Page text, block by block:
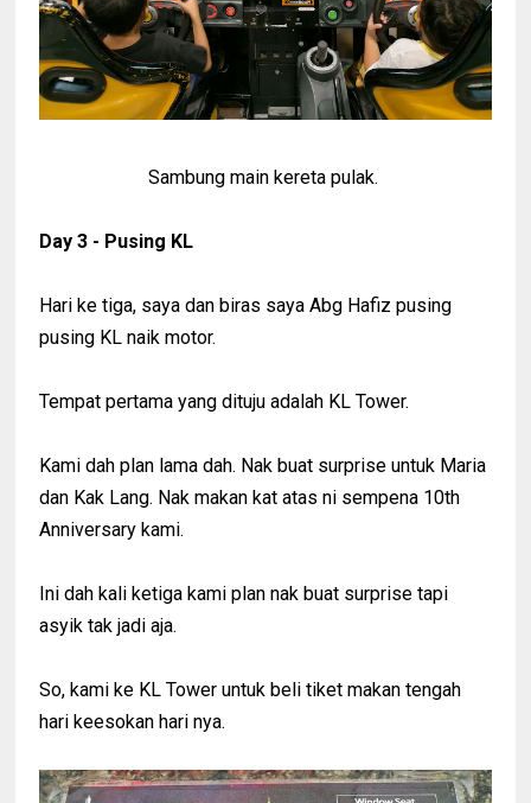
Sambung main kereta pulak.
Day 3 - Pusing KL
Hari ke tiga, saya dan biras saya Abg Hafiz pusing
pusing KL naik motor.
Tempat pertama yang dituju adalah KL Tower.
Kami dah plan lama dah. Nak buat surprise untuk Maria
dan Kak Lang. Nak makan kat atas ni sempena 10th
Anniversary kami.
Ini dah kali ketiga kami plan nak buat surprise tapi
asyik tak jadi aja.
So, kami ke KL Tower untuk beli tiket makan tengah
hari keesokan hari nya.